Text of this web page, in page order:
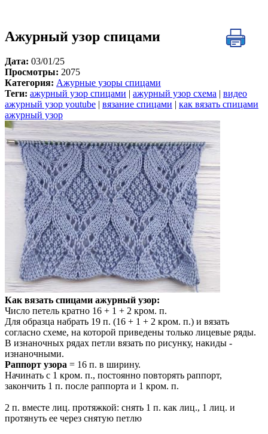
Ажурный узор спицами
Дата: 03/01/25
Просмотры: 2075
Категория: Ажурные узоры спицами
Теги: ажурный узор спицами ажурный узор схема
видео
ажурный узор youtube
вязание спицами
как вязать спицами
ажурный узор
Как вязать спицами ажурный узор:
Число петель кратно 16 + 1 + 2 кром. п.
Для образца набрать 19 п. (16 + 1 + 2 кром. п.) и вязать
согласно схеме, на которой приведены только лицевые ряды.
В изнаночных рядах петли вязать по рисунку, накиды -
изнаночными.
Раппорт узора = 16 п. в ширину.
Начинать с 1 кром. п., постоянно повторять раппорт,
закончить 1 п. после раппорта и 1 кром. п.
2 п. вместе лиц. протяжкой: снять 1 п. как лиц., 1 лиц. и
протянуть ее через снятую петлю